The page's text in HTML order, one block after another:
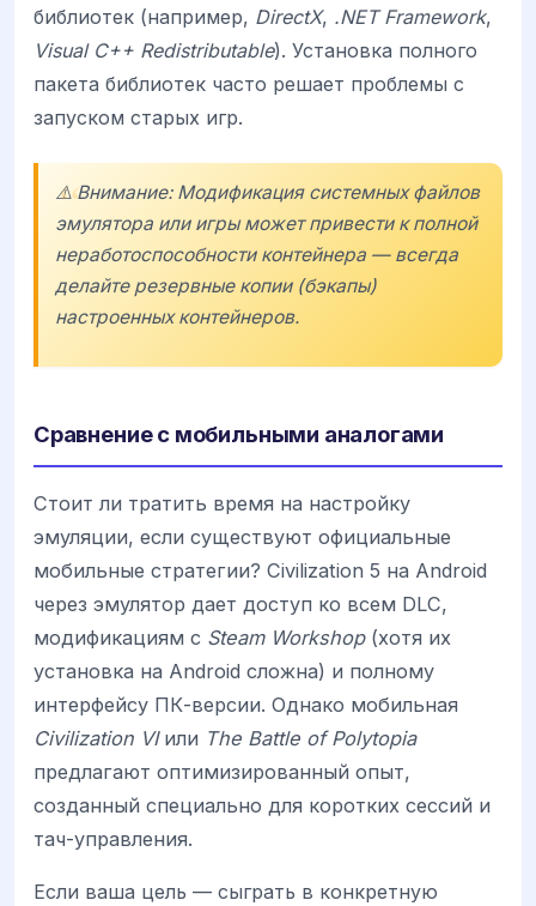
библиотек (например, DirectX, .NET Framework,
Visual C++ Redistributable). Установка полного
пакета библиотек часто решает проблемы с
запуском старых игр.
⚠️ Внимание: Модификация системных файлов
эмулятора или игры может привести к полной
неработоспособности контейнера — всегда
делайте резервные копии (бэкапы)
настроенных контейнеров.
Сравнение с мобильными аналогами
Стоит ли тратить время на настройку
эмуляции, если существуют официальные
мобильные стратегии? Civilization 5 на Android
через эмулятор дает доступ ко всем DLC,
модификациям с Steam Workshop(хотя их
установка на Android сложна) и полному
интерфейсу ПК-версии. Однако мобильная
Civilization VIили The Battle of Polytopia
предлагают оптимизированный опыт,
созданный специально для коротких сессий и
тач-управления.
Если ваша цель — сыграть в конкретную